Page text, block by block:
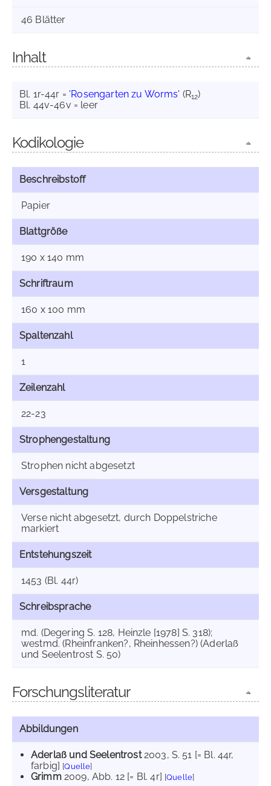
46 Blätter
Inhalt
Bl. 1r-44r = 'Rosengarten zu Worms' (R12)
Bl. 44v-46v = leer
Kodikologie
Beschreibstoff
Papier
Blattgröße
190 x 140 mm
Schriftraum
160 x 100 mm
Spaltenzahl
1
Zeilenzahl
22-23
Strophengestaltung
Strophen nicht abgesetzt
Versgestaltung
Verse nicht abgesetzt, durch Doppelstriche
markiert
Entstehungszeit
1453 (Bl. 44r)
Schreibsprache
md. (Degering S. 128, Heinzle [1978] S. 318);
westmd. (Rheinfranken?, Rheinhessen?) (Aderlaß
und Seelentrost S. 50)
Forschungsliteratur
Abbildungen
Aderlaß und Seelentrost2003, S. 51 [= Bl. 44r,
farbig] [Quelle]
Grimm2009, Abb. 12 [= Bl. 4r] [Quelle]